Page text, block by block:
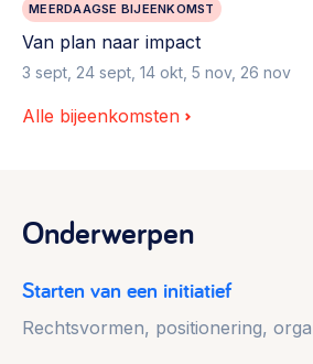
MEERDAAGSE BIJEENKOMST
Van plan naar impact
3 sept, 24 sept, 14 okt, 5 nov, 26 nov
Alle bijeenkomsten
Onderwerpen
Starten van een initiatief
Rechtsvormen, positionering,